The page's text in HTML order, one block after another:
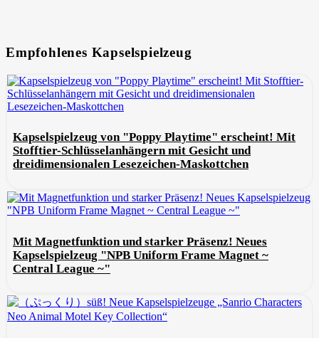
Empfohlenes Kapselspielzeug
Kapselspielzeug von "Poppy Playtime" erscheint! Mit
Stofftier-Schlüsselanhängern mit Gesicht und
dreidimensionalen Lesezeichen-Maskottchen
Mit Magnetfunktion und starker Präsenz! Neues
Kapselspielzeug "NPB Uniform Frame Magnet ~
Central League ~"